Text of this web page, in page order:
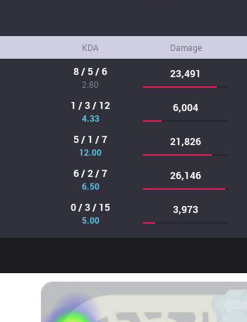
KDA Damage
8 / 5 / 6
2.80
23,491
1 / 3 / 12
4.33
6,004
5 / 1 / 7
12.00
21,826
6 / 2 / 7
6.50
26,146
0 / 3 / 15
5.00
3,973